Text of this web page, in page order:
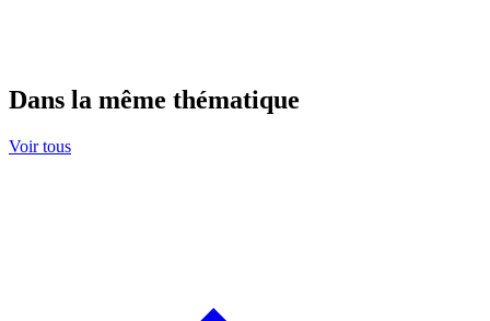
Dans la même thématique
Voir tous